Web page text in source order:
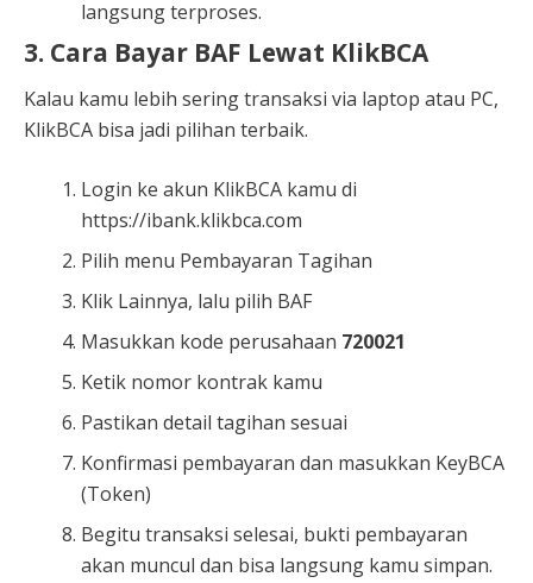
langsung terproses.
3. Cara Bayar BAF Lewat KlikBCA
Kalau kamu lebih sering transaksi via laptop atau PC,
KlikBCA bisa jadi pilihan terbaik.
Login ke akun KlikBCA kamu di
https://ibank.klikbca.com
Pilih menu Pembayaran Tagihan
Klik Lainnya, lalu pilih BAF
Masukkan kode perusahaan 720021
Ketik nomor kontrak kamu
Pastikan detail tagihan sesuai
Konfirmasi pembayaran dan masukkan KeyBCA
(Token)
Begitu transaksi selesai, bukti pembayaran
akan muncul dan bisa langsung kamu simpan.